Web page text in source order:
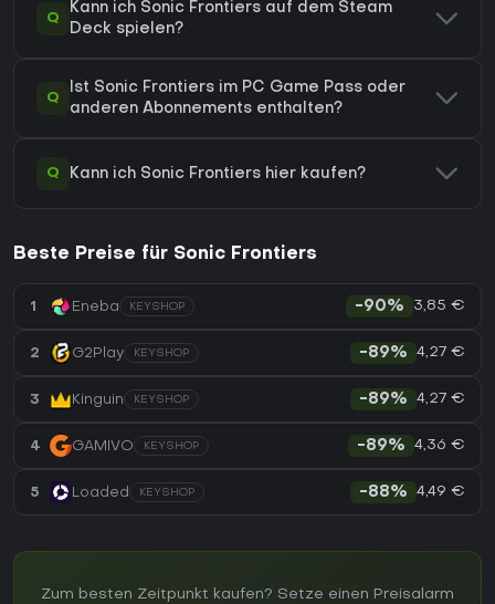
Q
Kann ich Sonic Frontiers auf dem Steam
Deck spielen?
Q
Ist Sonic Frontiers im PC Game Pass oder
anderen Abonnements enthalten?
Q Kann ich Sonic Frontiers hier kaufen?
Beste Preise für Sonic Frontiers
1 Eneba KEYSHOP -90% 3,85 €
2 G2Play KEYSHOP -89% 4,27 €
3 Kinguin KEYSHOP -89% 4,27 €
4 GAMIVO KEYSHOP -89% 4,36 €
5 Loaded KEYSHOP -88% 4,49 €
Zum besten Zeitpunkt kaufen? Setze einen Preisalarm